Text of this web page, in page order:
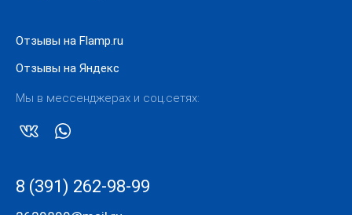
Отзывы на Flamp.ru
Отзывы на Яндекс
Мы в мессенджерах и соц.сетях:
8 (391) 262-98-99